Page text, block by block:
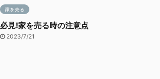
家を売る
必見!家を売る時の注意点
2023/7/21